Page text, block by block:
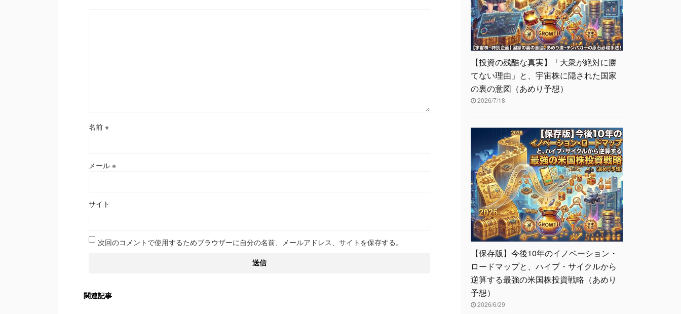
名前 ※
メール ※
サイト
次回のコメントで使用するためブラウザーに自分の名前、メールアドレス、サイトを保存する。
関連記事
【投資の残酷な真実】「大衆が絶対に勝
てない理由」と、宇宙株に隠された国家
の裏の意図（あめり予想）
2026/7/18
【保存版】今後10年のイノベーション・
ロードマップと、ハイプ・サイクルから
逆算する最強の米国株投資戦略（あめり
予想）
2026/6/29